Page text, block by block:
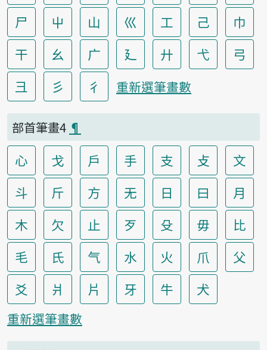
尸
屮 山 巛 工 己
巾
干
幺 广 廴 廾 弋
弓
彐
彡 彳 重新選筆畫數
部首筆畫4 ¶
心 戈 戶 手 支 攴
文
斗
斤 方 无 日 曰
月
木
欠 止 歹 殳 毋
比
毛
氏 气 水 火 爪
父
爻
爿 片 牙 牛 犬
重新選筆畫數